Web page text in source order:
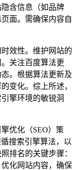
含信息（如品牌
面。需确保内容自
效性。维护网站的
关注百度算法更
。根据算法更新及
变化。综上所述，
擎环境的敏锐洞
优化（SEO）策
搜索引擎算法，以
排名的关键步骤：
化网站内容，确保